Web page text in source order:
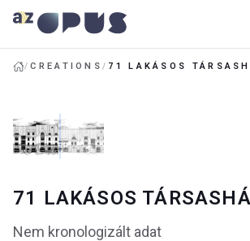
/CREATIONS/ 71 LAKÁSOS
71 LAKÁSOS
Nem kronologizált adat